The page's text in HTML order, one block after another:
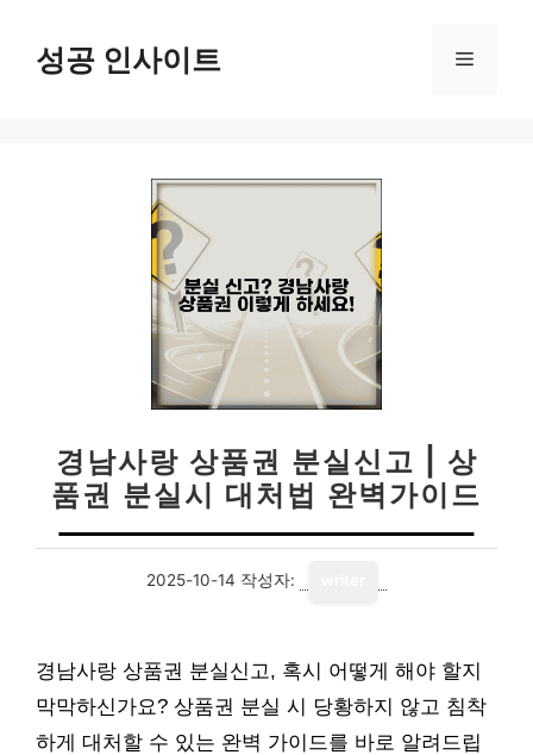
성공 인사이트 메
경남사랑 상품권 분실신고 | 상
품권 분실시 대처법 완벽가이드
2025-10-14 작성자:
경남사랑 상품권 분실신고, 혹시 어떻게 해야 할지
막막하신가요? 상품권 분실 시 당황하지 않고 침착
하게 대처할 수 있는 완벽 가이드를 바로 알려드립